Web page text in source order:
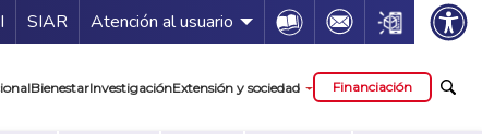
de servicios
SIAR Atención al usuario Icon Icon Icon
BienestarInvestigaciónExtensión y sociedad Financiación